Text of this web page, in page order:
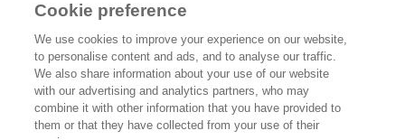
Home 花王について
サステナビリティ イノベーション
ブランド 投資家情報
Cookie preference
We use cookies to improve your experience on our website,
to personalise content and ads, and to analyse our traffic.
We also share information about your use of our website
with our advertising and analytics partners, who may
combine it with other information that you have provided to
them or that they have collected from your use of their